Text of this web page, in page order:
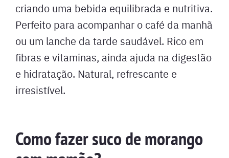
criando uma bebida equilibrada e nutritiva.
Perfeito para acompanhar o café da manhã
ou um lanche da tarde saudável. Rico em
fibras e vitaminas, ainda ajuda na digestão
e hidratação. Natural, refrescante e
irresistível.
Como fazer suco de morango